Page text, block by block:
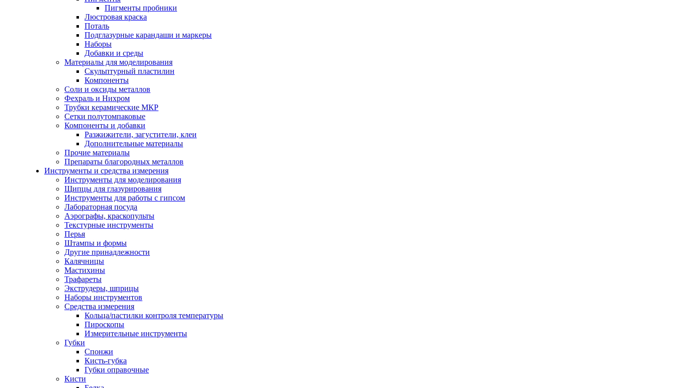
Пигменты пробники
Люстровая краска
Поталь
Подглазурные карандаши и маркеры
Наборы
Добавки и среды
Материалы для моделирования
Скульптурный пластилин
Компоненты
Соли и оксиды металлов
Фехраль и Нихром
Трубки керамические МКР
Сетки полутомпаковые
Компоненты и добавки
Разжижители, загустители, клеи
Дополнительные материалы
Прочие материалы
Препараты благородных металлов
Инструменты и средства измерения
Инструменты для моделирования
Щипцы для глазурирования
Инструменты для работы с гипсом
Лабораторная посуда
Аэрографы, краскопульты
Текстурные инструменты
Перья
Штампы и формы
Другие принадлежности
Калячницы
Мастихины
Трафареты
Экструдеры, шприцы
Наборы инструментов
Средства измерения
Кольца/пастилки контроля температуры
Пироскопы
Измерительные инструменты
Губки
Спонжи
Кисть-губка
Губки оправочные
Кисти